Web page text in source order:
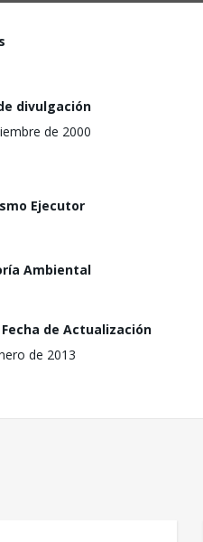
divulgación
de 2000
Ejecutor
Ambiental
de Actualización
de 2013